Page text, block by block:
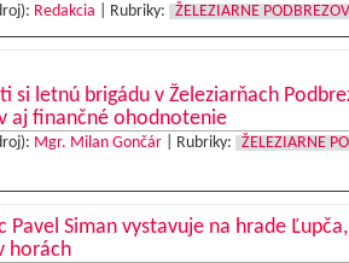
Redakcia Rubriky: ŽELEZIARNE
si letnú brigádu v Železiarňach
aj finančné ohodnotenie
Mgr. Milan Gončár| Rubriky: ŽELEZIARNE
Pavel Siman vystavuje na hrade
horách